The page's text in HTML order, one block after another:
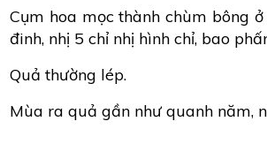
Cụm hoa mọc thành chùm bông
đinh, nhị 5 chỉ nhị hình chỉ, bao
Quả thường lép.
Mùa ra quả gần như quanh năm,